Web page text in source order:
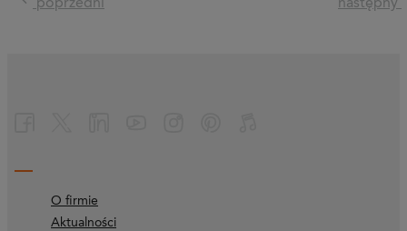
poprzedni następny
O firmie
Aktualności